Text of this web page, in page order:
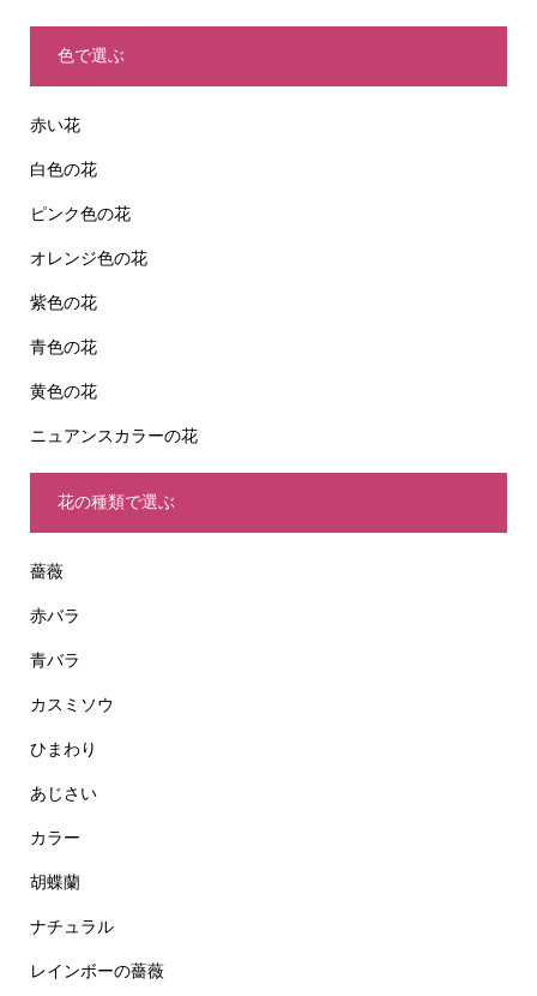
色で選ぶ
赤い花
白色の花
ピンク色の花
オレンジ色の花
紫色の花
青色の花
黄色の花
ニュアンスカラーの花
花の種類で選ぶ
薔薇
赤バラ
青バラ
カスミソウ
ひまわり
あじさい
カラー
胡蝶蘭
ナチュラル
レインボーの薔薇